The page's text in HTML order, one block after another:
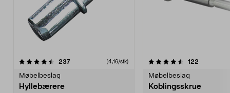
237anmeldelser (4,16/stk)
Møbelbeslag
Hyllebærere
4.5 av 5 stjerner 122
Møbelbeslag
Koblingsskrue
4.5 av 5 stjerner